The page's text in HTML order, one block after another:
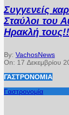
Συγγενείς
Σταύλοι του
Ηρακλή
By: VachosNews
On: 17 Δεκεμβρίου
ΓΑΣΤΡΟΝΟΜΊΑ
Γαστρονομία